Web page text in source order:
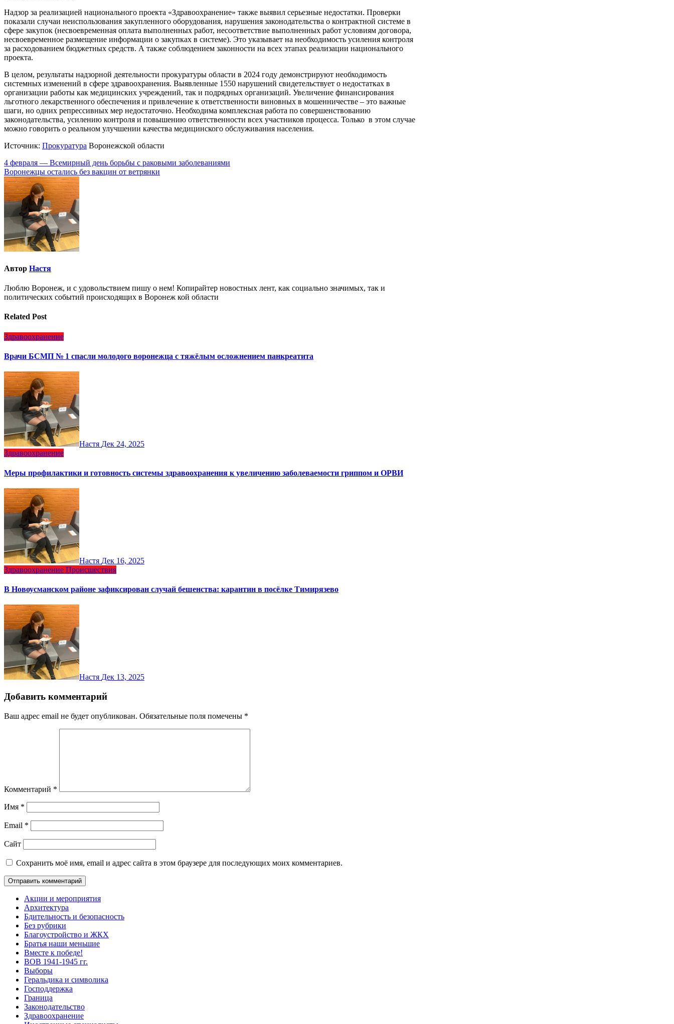
Надзор за реализацией национального проекта «Здравоохранение» также выявил серьезные недостатки. Проверки
показали случаи неиспользования закупленного оборудования, нарушения законодательства о контрактной системе в
сфере закупок (несвоевременная оплата выполненных работ, несоответствие выполненных работ условиям договора,
несвоевременное размещение информации о закупках в системе). Это указывает на необходимость усиления контроля
за расходованием бюджетных средств. А также соблюдением законности на всех этапах реализации национального
проекта.
В целом, результаты надзорной деятельности прокуратуры области в 2024 году демонстрируют необходимость
системных изменений в сфере здравоохранения. Выявленные 1550 нарушений свидетельствует о недостатках в
организации работы как медицинских учреждений, так и подрядных организаций. Увеличение финансирования
льготного лекарственного обеспечения и привлечение к ответственности виновных в мошенничестве – это важные
шаги, но одних репрессивных мер недостаточно. Необходима комплексная работа по совершенствованию
законодательства, усилению контроля и повышению ответственности всех участников процесса. Только в этом случае
можно говорить о реальном улучшении качества медицинского обслуживания населения.
Источник: Прокуратура Воронежской области
Навигация
по
записям
4 февраля — Всемирный день борьбы с раковыми заболеваниями
Воронежцы остались без вакцин от ветрянки
Автор Настя
Люблю Воронеж, и с удовольствием пишу о нем! Копирайтер новостных лент, как социально значимых, так и
политических событий происходящих в Воронеж кой области
Related Post
Здравоохранение
Врачи БСМП № 1 спасли молодого воронежца с тяжёлым осложнением панкреатита
Настя Дек 24, 2025
Здравоохранение
Меры профилактики и готовность системы здравоохранения к увеличению заболеваемости гриппом и ОРВИ
Настя Дек 16, 2025
Здравоохранение Происшествия
В Новоусманском районе зафиксирован случай бешенства: карантин в посёлке Тимирязево
Настя Дек 13, 2025
Добавить комментарий
Ваш адрес email не будет опубликован. Обязательные поля помечены *
Комментарий *
Имя *
Email *
Сайт
Сохранить моё имя, email и адрес сайта в этом браузере для последующих моих комментариев.
Акции и мероприятия
Архитектура
Бдительность и безопасность
Без рубрики
Благоустройство и ЖКХ
Братья наши меньшие
Вместе к победе!
ВОВ 1941-1945 гг.
Выборы
Геральдика и символика
Господдержка
Граница
Законодательство
Здравоохранение